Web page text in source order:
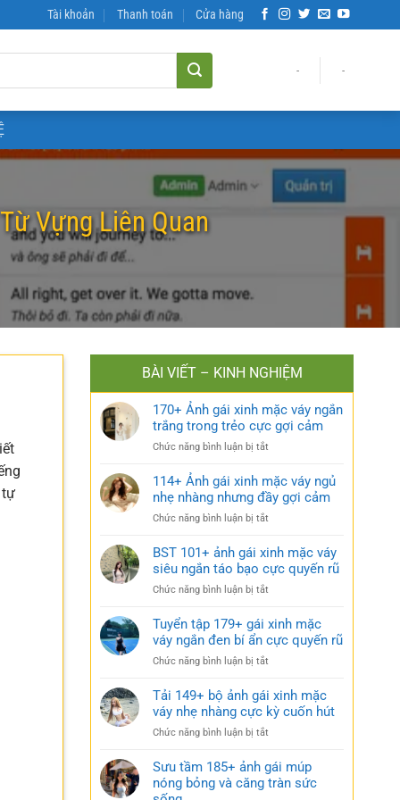
Tài khoản Thanh toán Cửa hàng
- -
Vựng Liên Quan
tự
BÀI VIẾT – KINH NGHIỆM
170+ Ảnh gái xinh mặc váy ngắn
trắng trong trẻo cực gợi cảm
Chức năng bình luận bị tắt
Ảnh
gái
xinh
mặc
ngắn
trắng
gợi
cảm
114+ Ảnh gái xinh mặc váy ngủ
nhẹ nhàng nhưng đầy gợi cảm
Chức năng bình luận bị tắt
Ảnh
gái
xinh
mặc
ngủ
nhẹ
gợi
cảm
BST 101+ ảnh gái xinh mặc váy
siêu ngắn táo bạo cực quyến rũ
Chức năng bình luận bị tắt
101+
ảnh
gái
xinh
váy
siêu
cực
quyến
Tuyển tập 179+ gái xinh mặc
váy ngắn đen bí ẩn cực quyến rũ
Chức năng bình luận bị tắt
tập
179+
gái
xinh
váy
ngắn
Tải 149+ bộ ảnh gái xinh mặc
váy nhẹ nhàng cực kỳ cuốn hút
Chức năng bình luận bị tắt
149+
bộ
Sưu tầm 185+ ảnh gái múp
nóng bỏng và căng tràn sức